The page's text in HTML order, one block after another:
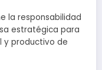
la responsabilidad
estratégica para
y productivo de